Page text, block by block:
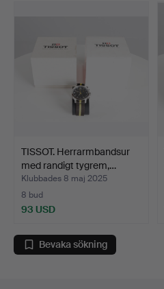
TISSOT. Herrarmbandsur
med randigt tygrem,…
Klubbades 8 maj 2025
8 bud
93 USD
Bevaka sökning